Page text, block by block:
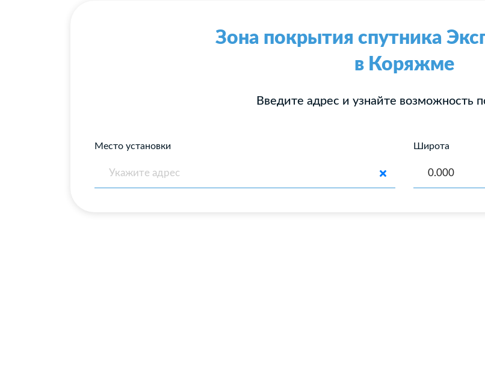
Зона покрытия спутника
в Коряжме
Введите адрес и узнайте возможность
Место установки Широта